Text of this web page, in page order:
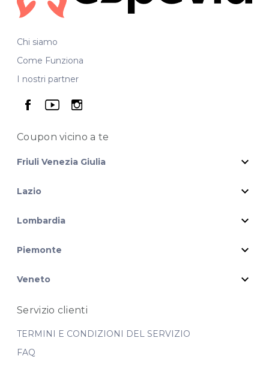
Chi siamo
Come Funziona
I nostri partner
seguici su facebook
seguici su youtube
seguici su instagram
Coupon vicinoa te
Friuli Venezia Giulia expand_more
Lazio expand_more
Lombardia expand_more
Piemonte expand_more
Veneto expand_more
Servizio clienti
TERMINI E CONDIZIONI DEL SERVIZIO
FAQ